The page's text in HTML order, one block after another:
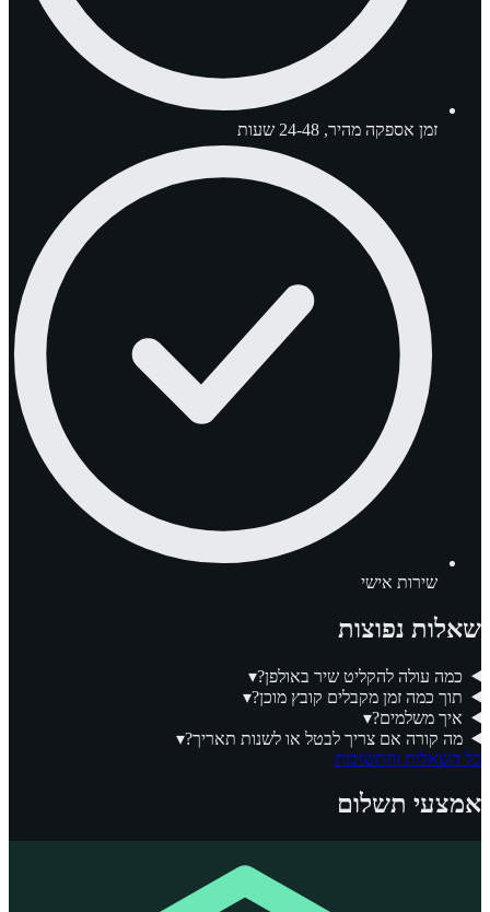
זמן אספקה מהיר, 24-48 שעות
שירות אישי
שאלות נפוצות
כמה עולה להקליט שיר באולפן?▾
תוך כמה זמן מקבלים קובץ מוכן?▾
איך משלמים?▾
מה קורה אם צריך לבטל או לשנות תאריך?▾
כל השאלות והתשובות
אמצעי תשלום